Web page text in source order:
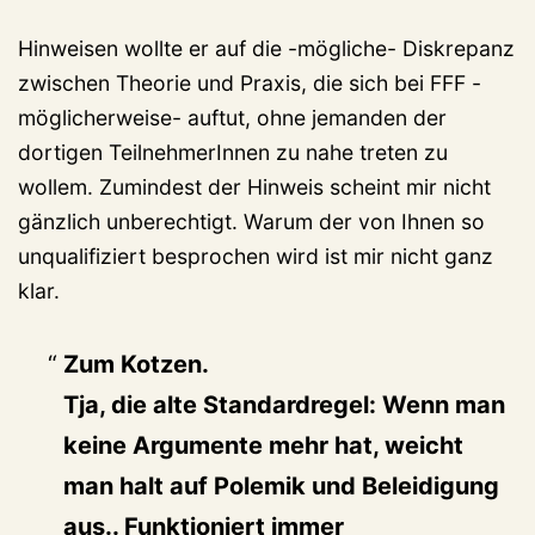
Hinweisen wollte er auf die -mögliche- Diskrepanz
zwischen Theorie und Praxis, die sich bei FFF -
möglicherweise- auftut, ohne jemanden der
dortigen TeilnehmerInnen zu nahe treten zu
wollem. Zumindest der Hinweis scheint mir nicht
gänzlich unberechtigt. Warum der von Ihnen so
unqualifiziert besprochen wird ist mir nicht ganz
klar.
Zum Kotzen.
Tja, die alte Standardregel: Wenn man
keine Argumente mehr hat, weicht
man halt auf Polemik und Beleidigung
aus.. Funktioniert immer